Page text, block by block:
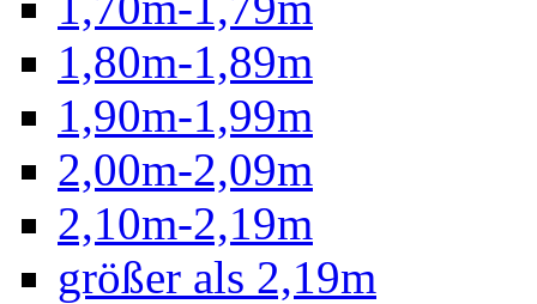
1,80m-1,89m
1,90m-1,99m
2,00m-2,09m
2,10m-2,19m
größer als 2,19m